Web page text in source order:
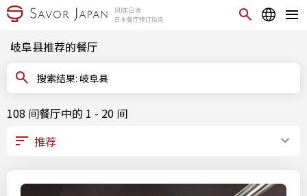
岐阜县推荐的餐厅
搜索结果: 岐阜县
108 间餐厅中的 1 - 20 间